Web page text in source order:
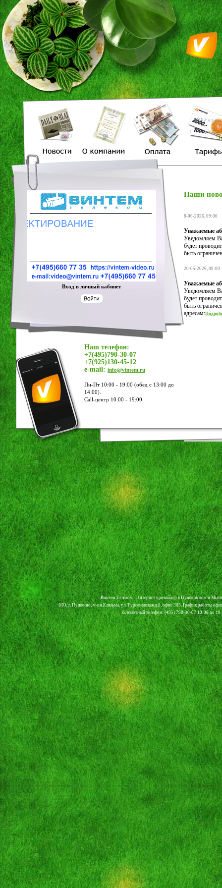
Вход в личный кабинет
Наш телефон:
+7(495)790-30-07
+7(925)130-45-12
e-mail: info@vintem.ru
Пн-Пт 10:00 - 19:00 (обед с 13:00 до
14:00).
Call-центр 10:00 - 19:00.
Наши
8-06-2026, 09:00
Уважаемые
Уведомляем
будет
быть
20-05-2026, 09:00
Уважаемые
Уведомляем
будет
быть
адресам:
Винтем Телеком - Интернет провайдер в Пушкинском и
МО, г. Пушкино, м-он Клязьма, ул. Тургеневская д.8, офис 305. График работы
Контактный телефон: (495) 790-30-07 10:00 до